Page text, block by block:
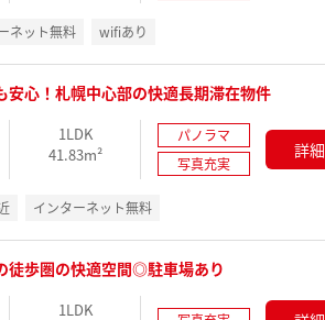
ネット無料 wifiあり
安心！札幌中心部の快適長期滞在物件
1LDK
41.83m²
パノラマ
写真充実
詳細
インターネット無料
徒歩圏の快適空間◎駐車場あり
1LDK